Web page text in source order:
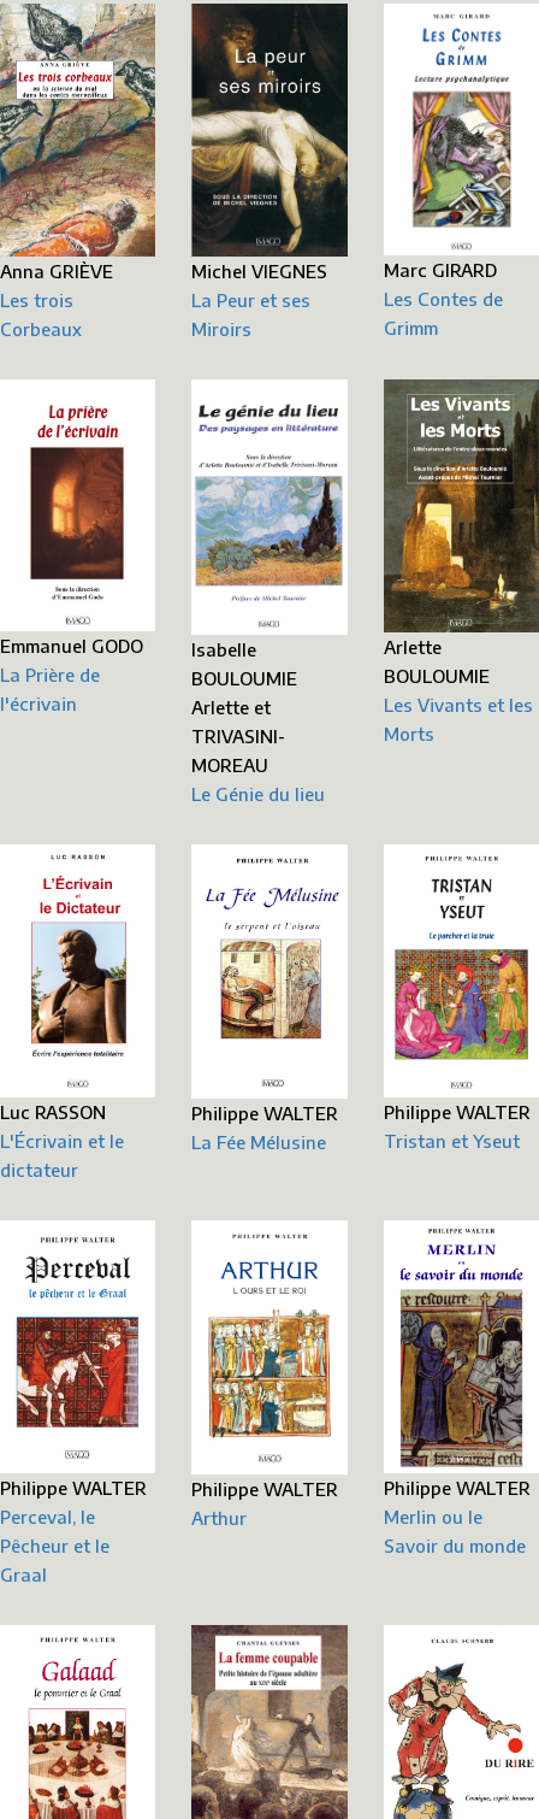
Anna GRIÈVE
Les trois
Corbeaux
Michel VIEGNES
La Peur et ses
Miroirs
Marc GIRARD
Les Contes de
Grimm
Emmanuel GODO
La Prière de
l'écrivain
Isabelle
BOULOUMIE
Arlette et
TRIVASINI-
MOREAU
Le Génie du lieu
Arlette
BOULOUMIE
Les Vivants et les
Morts
Luc RASSON
L'Écrivain et le
dictateur
Philippe WALTER
La Fée Mélusine
Philippe WALTER
Tristan et Yseut
Philippe WALTER
Perceval, le
Pêcheur et le
Graal
Philippe WALTER
Arthur
Philippe WALTER
Merlin ou le
Savoir du monde